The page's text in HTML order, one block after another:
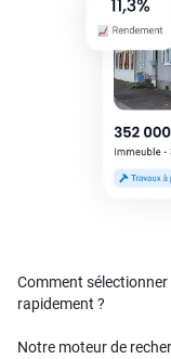
Comment
rapidement ?
Notre moteur de